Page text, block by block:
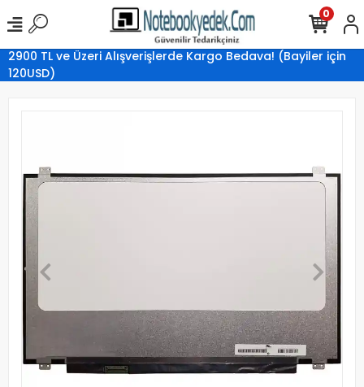
2900 TL ve Üzeri Alışverişlerde Kargo Bedava! (Bayiler için
120USD)
0